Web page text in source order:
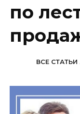
по
ВСЕ СТАТЬИ